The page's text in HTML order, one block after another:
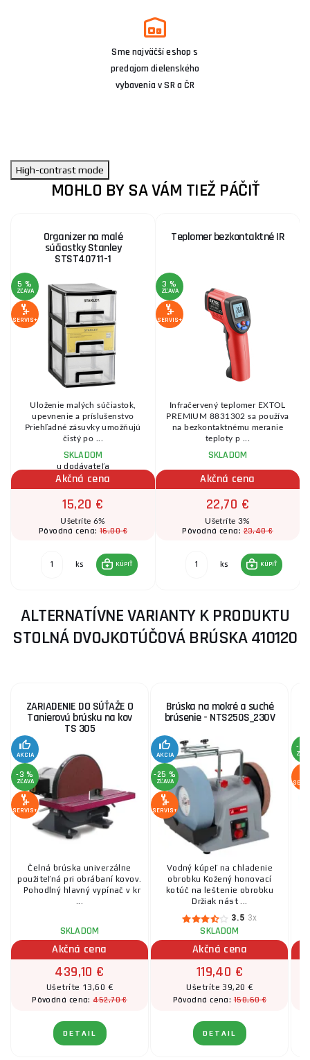
Sme najväčší eshop s
predajom dielenského
vybavenia v SR a ČR
High-contrast mode
MOHLO BY SA VÁM TIEŽ PÁČIŤ
Organizer na malé
súčiastky Stanley
STST40711-1
5 %
ZĽAVA
SERVIS+
Uloženie malých súčiastok,
upevnenie a príslušenstvo
Priehľadné zásuvky umožňujú
čistý po ...
SKLADOM
u dodávateľa
Akčná cena
15,20 €
Ušetríte 6%
Pôvodná cena:16,00 €
ks KÚPIŤ
Teplomer bezkontaktné IR
3 %
ZĽAVA
SERVIS+
Infračervený teplomer EXTOL
PREMIUM 8831302 sa používa
na bezkontaktnému meranie
teploty p ...
SKLADOM
Akčná cena
22,70 €
Ušetríte 3%
Pôvodná cena:23,40 €
ks KÚPIŤ
ALTERNATÍVNE VARIANTY K PRODUKTU
STOLNÁ DVOJKOTÚČOVÁ BRÚSKA 410120
ZARIADENIE DO SÚŤAŽE O
Tanierovú brúsku na kov
TS 305
AKCIA
-3 %
ZĽAVA
SERVIS+
Čelná brúska univerzálne
použiteľná pri obrábaní kovov.
Pohodlný hlavný vypínač v kr
...
SKLADOM
Akčná cena
439,10 €
Ušetríte 13,60 €
Pôvodná cena:452,70 €
DETAIL
Brúska na mokré a suché
brúsenie - NTS250S_230V
AKCIA
-25 %
ZĽAVA
SERVIS+
Vodný kúpeľ na chladenie
obrobku Kožený honovací
kotúč na leštenie obrobku
Držiak nást ...
3.5 3x
SKLADOM
Akčná cena
119,40 €
Ušetríte 39,20 €
Pôvodná cena:158,60 €
DETAIL
-4